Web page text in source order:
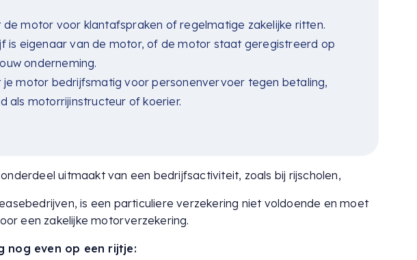
de motor voor klantafspraken of regelmatige zakelijke ritten.
is eigenaar van de motor, of de motor staat geregistreerd op
onderneming.
je motor bedrijfsmatig voor personenvervoer tegen betaling,
als motorrijinstructeur of koerier.
uitmaakt van een bedrijfsactiviteit, zoals bij rijscholen,
is een particuliere verzekering niet voldoende en moet
een zakelijke motorverzekering.
nog even op een rijtje: